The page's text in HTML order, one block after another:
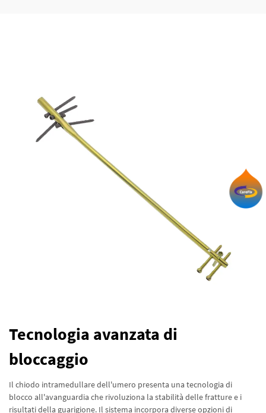
Tecnologia avanzata di
bloccaggio
Il chiodo intramedullare dell'umero presenta una tecnologia di
blocco all'avanguardia che rivoluziona la stabilità delle fratture e i
risultati della guarigione. Il sistema incorpora diverse opzioni di